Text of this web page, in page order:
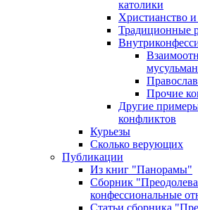
католики
Христианство
Традиционные
Прочие
Другие
конфликтов
Курьезы
Сколько верующих
Публикации
Из книг "Панорамы"
Сборник
конфессиональные